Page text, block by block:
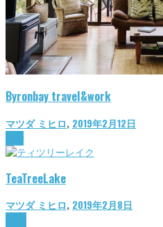
Byronbay travel&work
マツダ ミヒロ, 2019年2月12日
TeaTreeLake
マツダ ミヒロ, 2019年2月8日